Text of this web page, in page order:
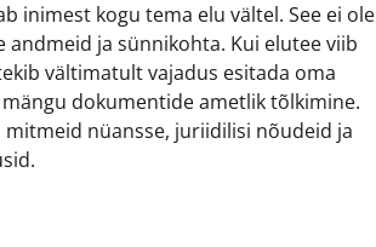
inimest kogu tema elu vältel. See ei ole
ja sünnikohta. Kui elutee viib
vältimatult vajadus esitada oma
dokumentide ametlik tõlkimine.
nüansse, juriidilisi nõudeid ja